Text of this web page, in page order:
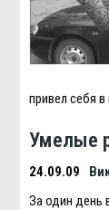
привел себя
Умелые
24.09.09
За один день